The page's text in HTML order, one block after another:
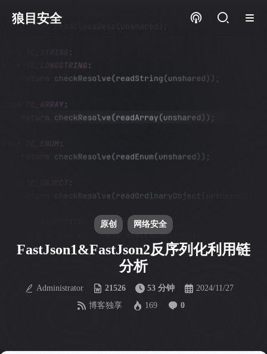
狼目安全
原创 网络安全
FastJson1&FastJson2反序列化利用链
分析
Administrator 21526 53 分钟
2024/11/27
博客独享
169 0